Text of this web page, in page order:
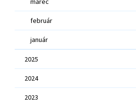
február
január
2025
2024
2023